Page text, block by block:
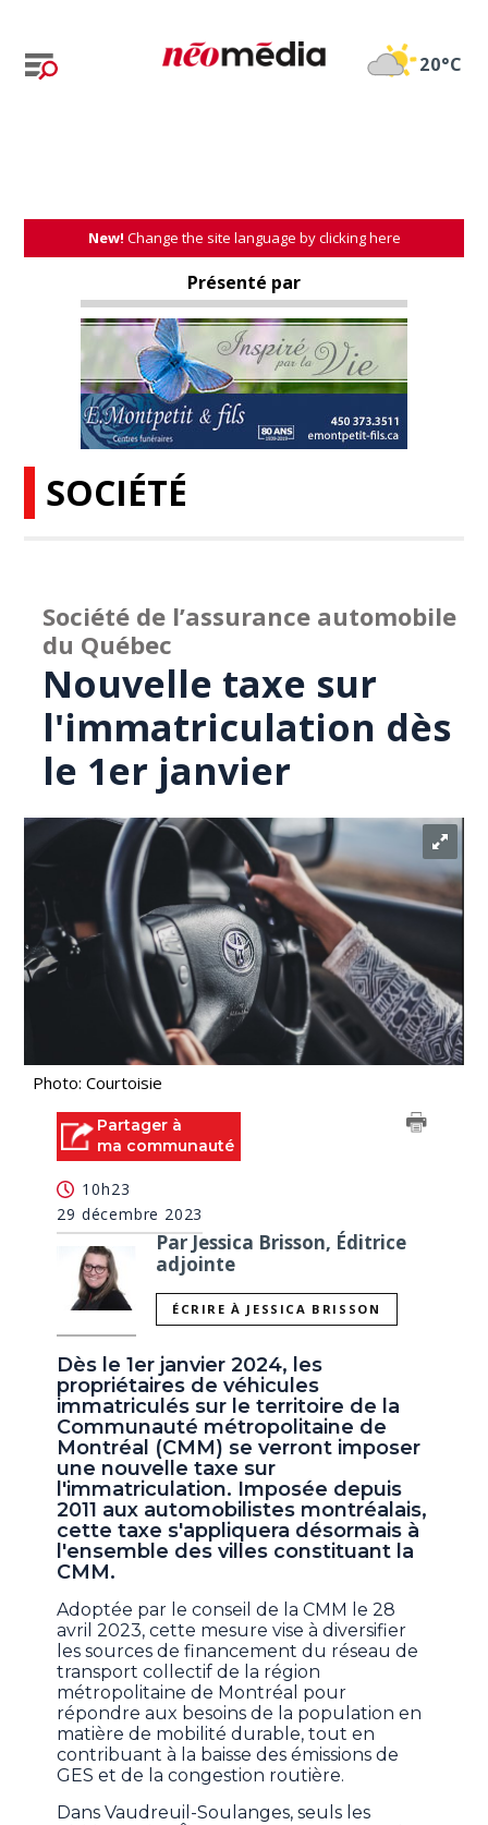
20°C
New! Change the site language by clicking here
Présenté par
SOCIÉTÉ
Société de l’assurance automobile
du Québec
Nouvelle taxe sur
l'immatriculation dès
le 1er janvier
Photo: Courtoisie
Partager à
ma communauté
10h23
29 décembre 2023
Par Jessica Brisson, Éditrice
adjointe
ÉCRIRE À JESSICA BRISSON
Dès le 1er janvier 2024, les
propriétaires de véhicules
immatriculés sur le territoire de la
Communauté métropolitaine de
Montréal (CMM) se verront imposer
une nouvelle taxe sur
l'immatriculation. Imposée depuis
2011 aux automobilistes montréalais,
cette taxe s'appliquera désormais à
l'ensemble des villes constituant la
CMM.
Adoptée par le conseil de la CMM le 28
avril 2023, cette mesure vise à diversifier
les sources de financement du réseau de
transport collectif de la région
métropolitaine de Montréal pour
répondre aux besoins de la population en
matière de mobilité durable, tout en
contribuant à la baisse des émissions de
GES et de la congestion routière.
Dans Vaudreuil-Soulanges, seuls les